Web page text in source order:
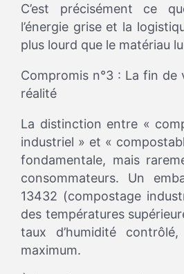
C’est précisément ce
l’énergie grise et la
plus lourd que le matériau
Compromis n°3 : La fin de
réalité
La distinction entre «
industriel » et «
fondamentale, mais
consommateurs. Un
13432 (compostage
des températures
taux d’humidité
maximum.